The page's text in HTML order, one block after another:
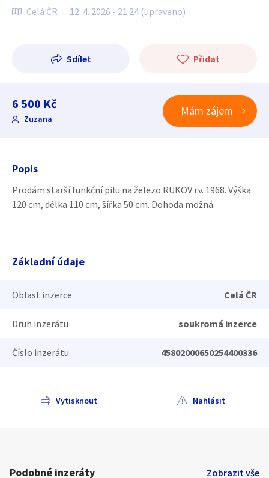
Celá ČR 12. 4. 2026 - 21:24 (upraveno)
Sdílet Přidat
6 500 Kč
Zuzana
Mám zájem
Popis
Prodám starší funkční pilu na železo RUKOV r.v. 1968. Výška
120 cm, délka 110 cm, šířka 50 cm. Dohoda možná.
Základní údaje
Oblast inzerce Celá ČR
Druh inzerátu soukromá inzerce
Číslo inzerátu 45802000650254400336
Vytisknout Nahlásit
Podobné inzeráty Zobrazit vše